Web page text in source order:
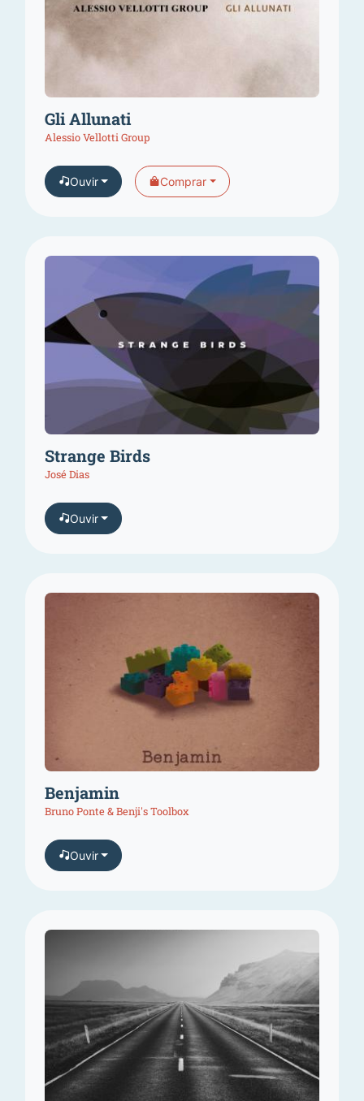
Gli Allunati
Alessio Vellotti Group
Ouvir Comprar
Strange Birds
José Dias
Ouvir
Benjamin
Bruno Ponte & Benji's Toolbox
Ouvir